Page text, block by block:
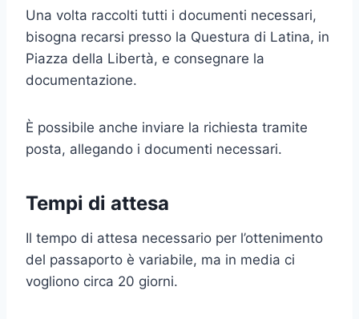
Una volta raccolti tutti i documenti necessari,
bisogna recarsi presso la Questura di Latina, in
Piazza della Libertà, e consegnare la
documentazione.
È possibile anche inviare la richiesta tramite
posta, allegando i documenti necessari.
Tempi di attesa
Il tempo di attesa necessario per l’ottenimento
del passaporto è variabile, ma in media ci
vogliono circa 20 giorni.